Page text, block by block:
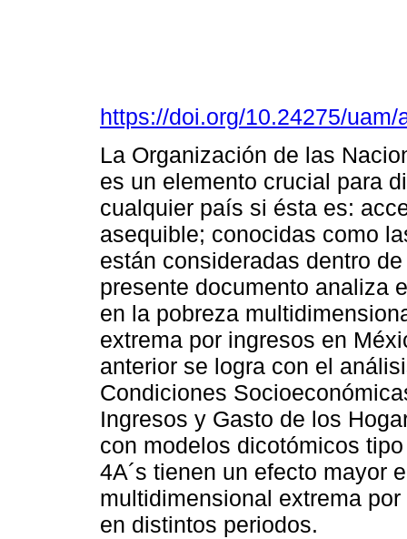
https://doi.org/10.24275/
La Organización de las
es un elemento crucial para
cualquier país si ésta es:
asequible; conocidas como
están consideradas dentro
presente documento analiza
en la pobreza
extrema por ingresos en
anterior se logra con el
Condiciones
Ingresos y Gasto de los
con modelos dicotómicos
4A´s tienen un efecto mayor
multidimensional extrema
en distintos periodos.